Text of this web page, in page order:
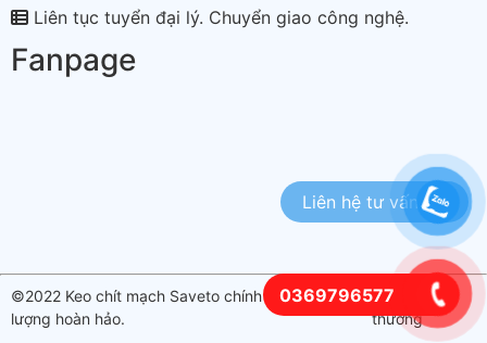
0369796577
Liên tục tuyển đại lý. Chuyển giao công nghệ.
Fanpage
©2022 Keo chít mạch Saveto chính hãng. Chất
lượng hoàn hảo.